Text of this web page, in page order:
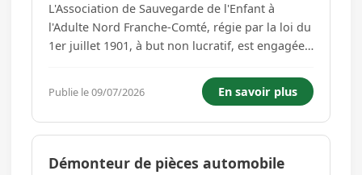
L'Association de Sauvegarde de l'Enfant à
l'Adulte Nord Franche-Comté, régie par la loi du
1er juillet 1901, à but non lucratif, est engagée
médical d'enfants, d'adolescents ainsi que de
leur famille rencontrant des difficultés. Ses
actions se décli...
Publie le 09/07/2026 En savoir plus
Démonteur de pièces automobile